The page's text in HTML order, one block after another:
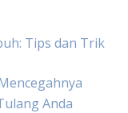
Tips dan Trik
Anda